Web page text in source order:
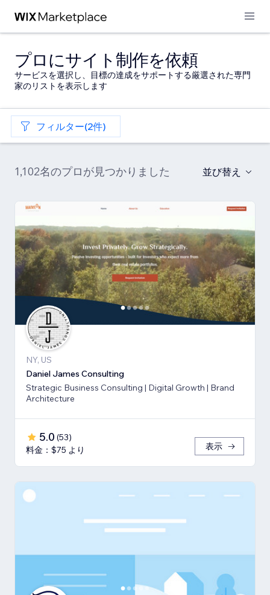
プロにサイト制作を依頼
サービスを選択し、目標の達成をサポートする厳選された専門
家のリストを表示します
フィルター(2件)
1,102名のプロが見つかりました 並び替え
NY, US
Daniel James Consulting
Strategic Business Consulting | Digital Growth | Brand
Architecture
5.0 (53)
料金：$75 より
表示